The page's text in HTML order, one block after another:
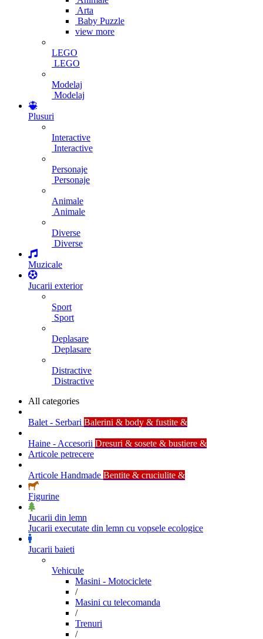
Arta
Baby Puzzle
view more
LEGO
LEGO
Modelaj
Modelaj
Plusuri
Interactive
Interactive
Personaje
Personaje
Animale
Animale
Diverse
Diverse
Muzicale
Jucarii exterior
Sport
Sport
Deplasare
Deplasare
Distractive
Distractive
All categories
Balet - Serbari Balerini & body & fustite &
Haine - Accesorii Dresuri & sosete & bustiere &
Articole petrecere
Articole Handmade Bentite & cruciulite &
Figurine
Jucarii din lemn
Jucarii executate din lemn cu vopsele ecologice
Jucarii baieti
Vehicule
Masini - Motociclete
/
Masini cu telecomanda
/
Trenuri
/